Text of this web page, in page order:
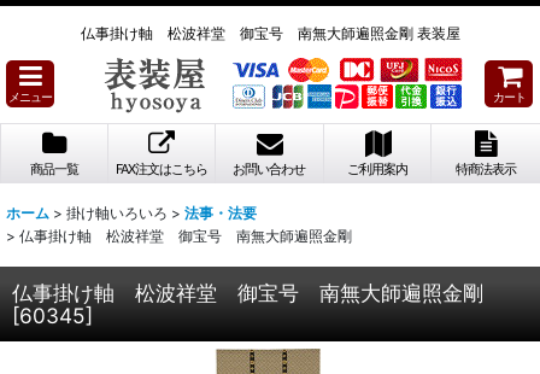
仏事掛け軸 松波祥堂 御宝号 南無大師遍照金剛 表装屋
メニュー カート
商品一覧 FAX注文はこちら お問い合わせ ご利用案内 特商法表示
ホーム > 掛け軸いろいろ > 法事・法要
> 仏事掛け軸 松波祥堂 御宝号 南無大師遍照金剛
仏事掛け軸 松波祥堂 御宝号 南無大師遍照金剛
[60345]